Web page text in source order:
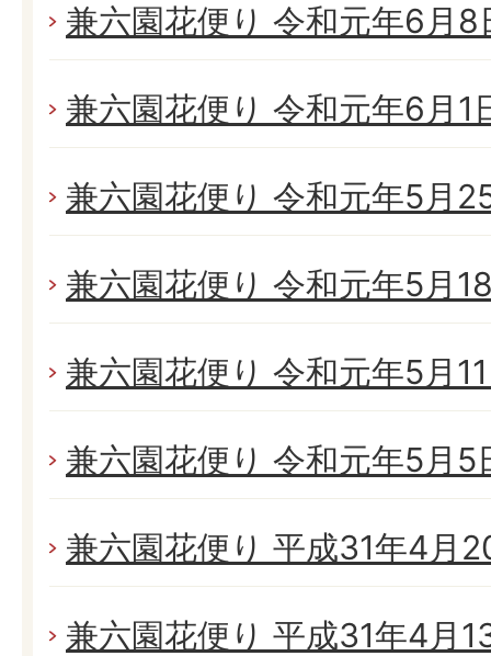
兼六園花便り 令和元年6月8
兼六園花便り 令和元年6月1
兼六園花便り 令和元年5月
兼六園花便り 令和元年5月
兼六園花便り 令和元年5月
兼六園花便り 令和元年5月5
兼六園花便り 平成31年4月
兼六園花便り 平成31年4月